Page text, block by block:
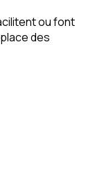
ou font
des